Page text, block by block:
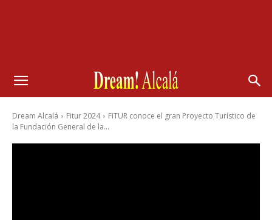
Dream Alcalá Fitur 2024
FITUR conoce el gran Proyecto Turístico de
la Fundación General de la...